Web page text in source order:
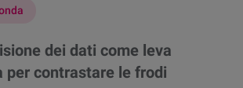
dei dati come leva
per contrastare le frodi